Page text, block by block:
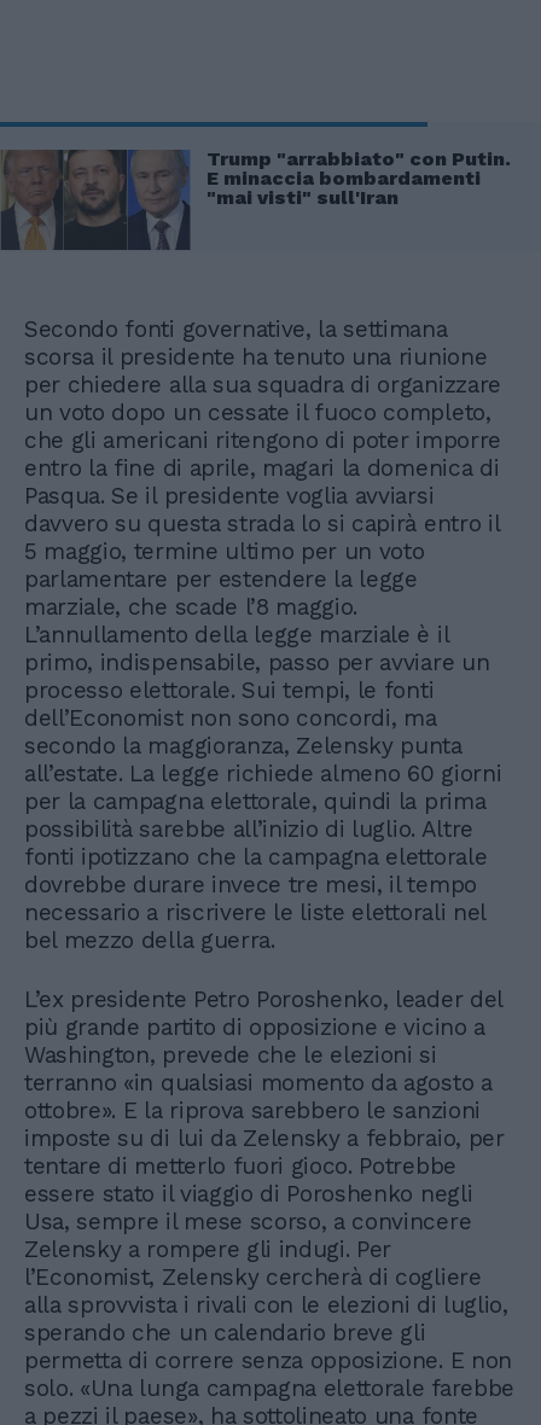
Trump "arrabbiato" con Putin.
E minaccia bombardamenti
"mai visti" sull'Iran
Secondo fonti governative, la settimana
scorsa il presidente ha tenuto una riunione
per chiedere alla sua squadra di organizzare
un voto dopo un cessate il fuoco completo,
che gli americani ritengono di poter imporre
entro la fine di aprile, magari la domenica di
Pasqua. Se il presidente voglia avviarsi
davvero su questa strada lo si capirà entro il
5 maggio, termine ultimo per un voto
parlamentare per estendere la legge
marziale, che scade l’8 maggio.
L’annullamento della legge marziale è il
primo, indispensabile, passo per avviare un
processo elettorale. Sui tempi, le fonti
dell’Economist non sono concordi, ma
secondo la maggioranza, Zelensky punta
all’estate. La legge richiede almeno 60 giorni
per la campagna elettorale, quindi la prima
possibilità sarebbe all’inizio di luglio. Altre
fonti ipotizzano che la campagna elettorale
dovrebbe durare invece tre mesi, il tempo
necessario a riscrivere le liste elettorali nel
bel mezzo della guerra.
L’ex presidente Petro Poroshenko, leader del
più grande partito di opposizione e vicino a
Washington, prevede che le elezioni si
terranno «in qualsiasi momento da agosto a
ottobre». E la riprova sarebbero le sanzioni
imposte su di lui da Zelensky a febbraio, per
tentare di metterlo fuori gioco. Potrebbe
essere stato il viaggio di Poroshenko negli
Usa, sempre il mese scorso, a convincere
Zelensky a rompere gli indugi. Per
l’Economist, Zelensky cercherà di cogliere
alla sprovvista i rivali con le elezioni di luglio,
sperando che un calendario breve gli
permetta di correre senza opposizione. E non
solo. «Una lunga campagna elettorale farebbe
a pezzi il paese», ha sottolineato una fonte